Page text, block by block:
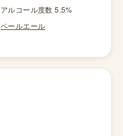
アルコール度数 5.5%
ペールエール